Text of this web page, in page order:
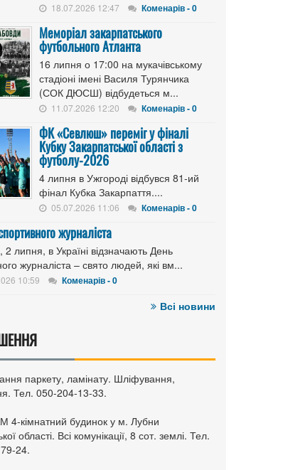
18.07.2026 12:47 Коменарів - 0
Меморіал закарпатського
футбольного Атланта
16 липня о 17:00 на мукачівському
стадіоні імені Василя Турянчика
(СОК ДЮСШ) відбудеться м...
11.07.2026 12:20 Коменарів - 0
ФК «Севлюш» переміг у фіналі
Кубку Закарпатської області з
футболу-2026
4 липня в Ужгороді відбувся 81-ий
фінал Кубка Закарпаття....
05.07.2026 11:06 Коменарів - 0
журналіста
2 липня, в Україні відзначають День
журналіста – свято людей, які вм...
10:59 Коменарів - 0
Всі новини
паркету, ламінату. Шліфування,
Тел. 050-204-13-33.
4-кімнатний будинок у м. Лубни
області. Всі комунікації, 8 сот. землі. Тел.
24.